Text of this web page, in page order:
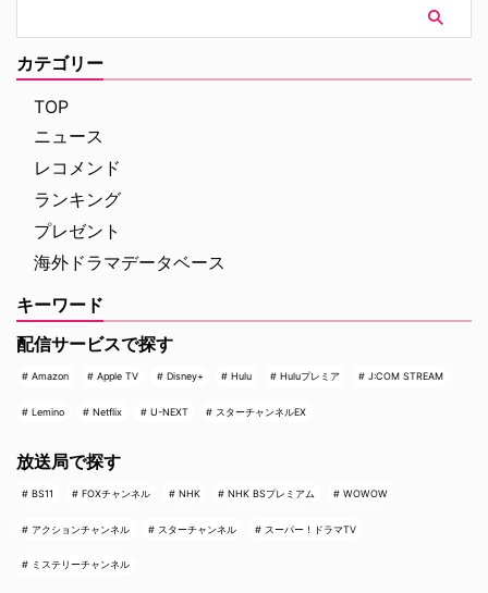
カテゴリー
TOP
ニュース
レコメンド
ランキング
プレゼント
海外ドラマデータベース
キーワード
配信サービスで探す
Amazon Apple TV Disney+ Hulu Huluプレミア J:COM STREAM
Lemino Netflix U-NEXT スターチャンネルEX
放送局で探す
BS11 FOXチャンネル NHK NHK BSプレミアム WOWOW
アクションチャンネル スターチャンネル スーパー！ドラマTV
ミステリーチャンネル